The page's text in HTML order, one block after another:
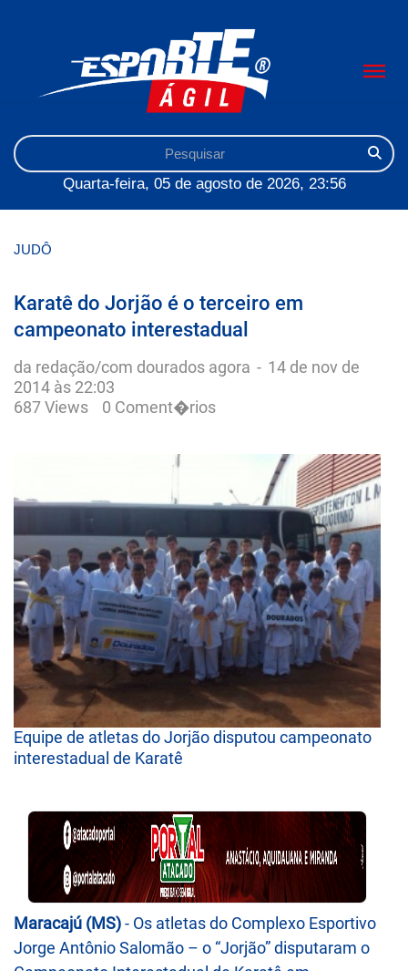
Quarta-feira, 05 de agosto de 2026, 23:56
JUDÔ
Karatê do Jorjão é o terceiro em
campeonato interestadual
da redação/com dourados agora - 14 de nov de
2014 às 22:03
687 Views
0 Coment�rios
Equipe de atletas do Jorjão disputou campeonato
interestadual de Karatê
Maracajú (MS)- Os atletas do Complexo Esportivo
Jorge Antônio Salomão – o “Jorjão” disputaram o